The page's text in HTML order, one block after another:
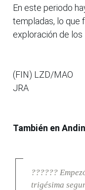
En este periodo
templadas, lo que
exploración de los
(FIN) LZD/MAO
JRA
También en
??????
trigésima